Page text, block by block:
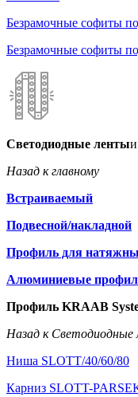
Безрамочные софиты
Безрамочные софиты
Светодиодные ленты
Назад к главному
Встраиваемый
Подвесной/накладной
Профиль для
Алюминиевые
Профиль KRAAB
Назад к Светодиодные
Ниша SLOTT/40/60/80
Карниз SLOTT-